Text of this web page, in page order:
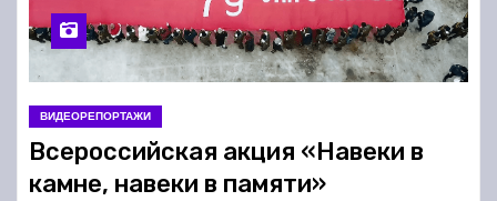
ВИДЕОРЕПОРТАЖИ
Всероссийская акция «Навеки в
камне, навеки в памяти»